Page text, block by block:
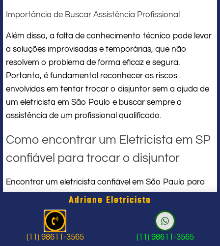
Importância de Buscar Assistência Profissional
Além disso, a falta de conhecimento técnico pode levar
a soluções improvisadas e temporárias, que não
resolvem o problema de forma eficaz e segura.
Portanto, é fundamental reconhecer os riscos
envolvidos em tentar trocar o disjuntor sem a ajuda de
um eletricista em São Paulo e buscar sempre a
assistência de um profissional qualificado.
Como encontrar um Eletricista em SP
confiável para trocar o disjuntor
Encontrar um eletricista confiável em São Paulo para
trocar o disjuntor pode parecer uma tarefa
desafiadora, mas com as informações certas e as
precauções necessárias, é possível encontrar um
profissional qualificado e confiável para realizar o
Adriano Eletricista
(11) 98611-3565 (11) 98611-3565